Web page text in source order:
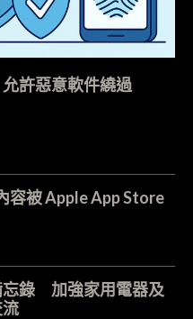
許惡意軟件繞過
容被 Apple App Store
忘錄 加強家用電器及